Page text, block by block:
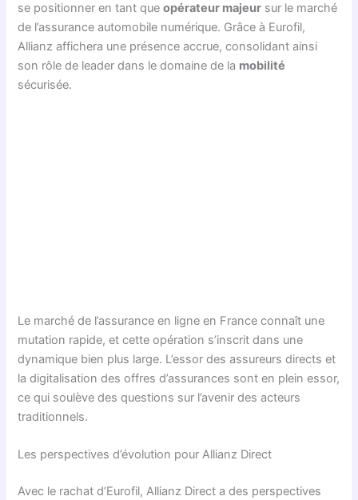
se positionner en tant queopérateur majeur sur le marché
de l’assurance automobile numérique. Grâce à Eurofil,
Allianz affichera une présence accrue, consolidant ainsi
son rôle de leader dans le domaine de la mobilité
sécurisée.
Le marché de l’assurance en ligne en France connaît une
mutation rapide, et cette opération s’inscrit dans une
dynamique bien plus large. L’essor des assureurs directs et
la digitalisation des offres d’assurances sont en plein essor,
ce qui soulève des questions sur l’avenir des acteurs
traditionnels.
Les perspectives d’évolution pour Allianz Direct
Avec le rachat d’Eurofil, Allianz Direct a des perspectives